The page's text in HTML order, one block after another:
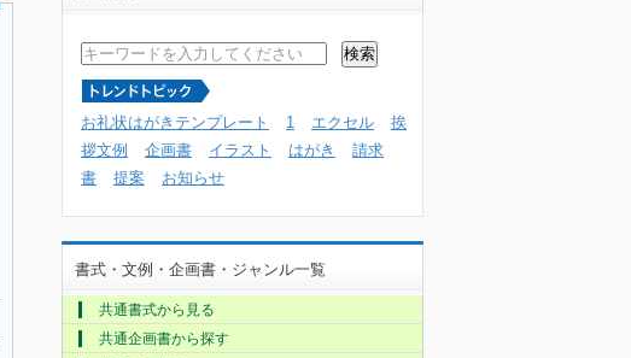
お礼状はがきテンプレート 1 エクセル
挨
拶文例
企画書 イラスト はがき
請求
書
提案 お知らせ
書式・文例・企画書・ジャンル一覧
共通書式から見る
共通企画書から探す